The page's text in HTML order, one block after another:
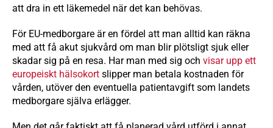
att dra in ett läkemedel när det kan behövas.
För EU-medborgare är en fördel att man alltid kan räkna
med att få akut sjukvård om man blir plötsligt sjuk eller
skadar sig på en resa. Har man med sig och visar upp ett
europeiskt hälsokort slipper man betala kostnaden för
vården, utöver den eventuella patientavgift som landets
medborgare själva erlägger.